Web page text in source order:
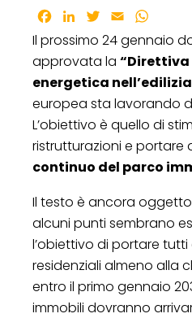
Facebook
LinkedInTwitter
Email
Il prossimo 24 gennaio
approvata la
energetica
europea sta lavorando
L’obiettivo è quello di
ristrutturazioni e portare
continuo del parco
Il testo è ancora
alcuni punti sembrano
l’obiettivo di portare tutti
residenziali almeno alla
entro il primo gennaio
immobili dovranno